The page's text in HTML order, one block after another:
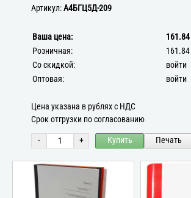
Артикул:А4БГЦ5Д-209
Ваша цена:
161.84
Розничная:
161.84
Со скидкой:
войти
Оптовая:
войти
Цена указана в рублях с НДС
Срок отгрузки по согласованию
- + Купить Печать